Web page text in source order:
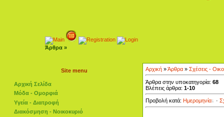
Άρθρα »
Site menu
Αρχική Σελίδα
Μόδα - Ομορφιά
Υγεία - Διατροφή
Διακόσμηση - Νοικοκυριό
Αρχική »Άρθρα » Σχέσεις -
Άρθρα στην υποκατηγορία: 68
Βλέπεις άρθρα: 1-10
Προβολή κατά: Ημερομηνία ·